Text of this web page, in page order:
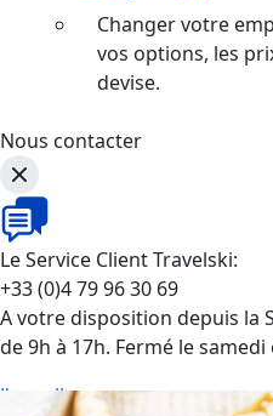
Changer votre
vos options, les
devise.
Nous contacter
Le Service Client Travelski:
+33 (0)4 79 96 30 69
A votre disposition depuis la
de 9h à 17h. Fermé le
J'appelle